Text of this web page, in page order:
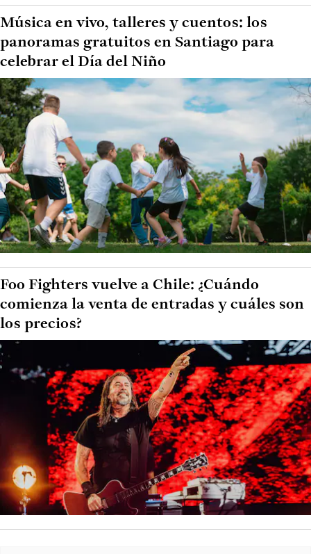
Música en vivo, talleres y cuentos: los
panoramas gratuitos en Santiago para
celebrar el Día del Niño
Foo Fighters vuelve a Chile: ¿Cuándo
comienza la venta de entradas y cuáles son
los precios?